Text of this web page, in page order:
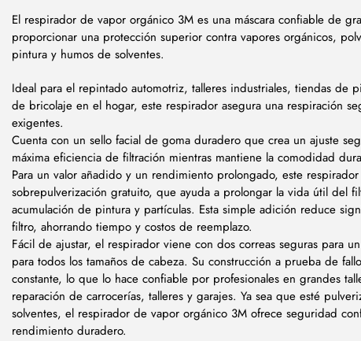
El respirador de vapor orgánico 3M es una máscara confiable de
proporcionar una protección superior contra vapores orgánicos,
pintura y humos de solventes.
Ideal para el repintado automotriz, talleres industriales, tiendas de
de bricolaje en el hogar, este respirador asegura una respiración
exigentes.
Cuenta con un sello facial de goma duradero que crea un ajuste
máxima eficiencia de filtración mientras mantiene la comodidad
Para un valor añadido y un rendimiento prolongado, este
sobrepulverización gratuito, que ayuda a prolongar la vida útil del
acumulación de pintura y partículas. Esta simple adición reduce
filtro, ahorrando tiempo y costos de reemplazo.
Fácil de ajustar, el respirador viene con dos correas seguras para
para todos los tamaños de cabeza. Su construcción a prueba de
constante, lo que lo hace confiable por profesionales en grandes
reparación de carrocerías, talleres y garajes. Ya sea que esté
solventes, el respirador de vapor orgánico 3M ofrece seguridad
rendimiento duradero.